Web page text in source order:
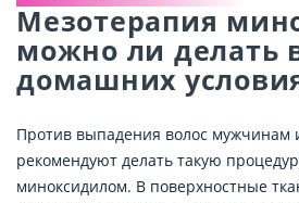
Мезотерапия
можно ли делать
домашних
Против выпадения волос
рекомендуют делать такую
миноксидилом. В поверхностные